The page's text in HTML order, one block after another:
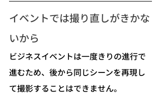
イベントでは撮り直しがきかな
いから
ビジネスイベントは一度きりの進行で
進むため、後から同じシーンを再現し
て撮影することはできません。